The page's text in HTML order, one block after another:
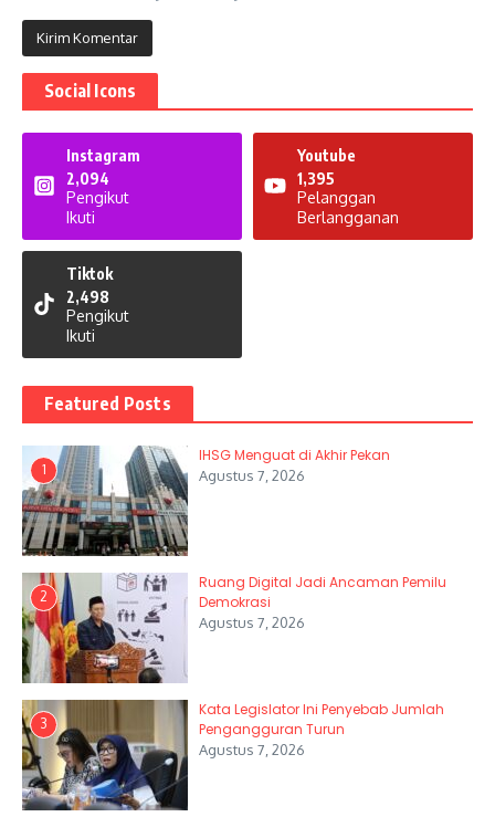
Social Icons
Instagram
2,094
Pengikut
Ikuti
Youtube
1,395
Pelanggan
Berlangganan
Tiktok
2,498
Pengikut
Ikuti
Featured Posts
1
IHSG Menguat di Akhir Pekan
Agustus 7, 2026
2
Ruang Digital Jadi Ancaman Pemilu
Demokrasi
Agustus 7, 2026
3
Kata Legislator Ini Penyebab Jumlah
Pengangguran Turun
Agustus 7, 2026